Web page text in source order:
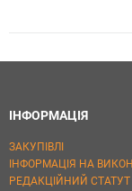
ІНФОРМАЦІЯ
ЗАКУПІВЛІ
ІНФОРМАЦІЯ НА
РЕДАКЦІЙНИЙ СТАТУТ